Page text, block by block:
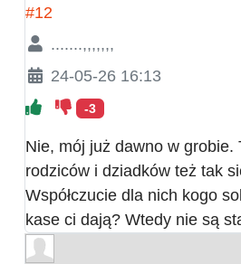
#12
.......,,,,,,,
24-05-26 16:13
-3
Nie, mój już dawno w grobie.
rodziców i dziadków też tak
Współczucie dla nich kogo
kase ci dają? Wtedy nie są